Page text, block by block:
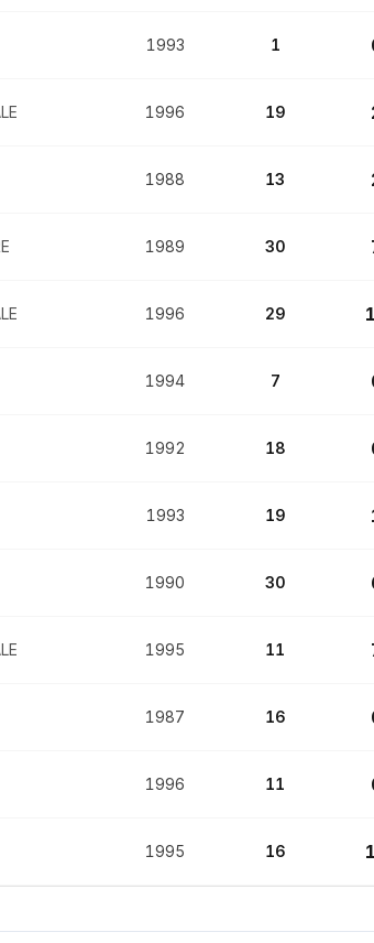
1993 1
1996 19
1988 13
1989 30
1996 29
1994 7
1992 18
1993 19
1990 30
1995 11
1987 16
1996 11
1995 16